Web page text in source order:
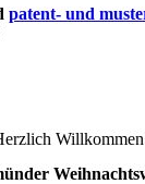
patent- und
Willkommen